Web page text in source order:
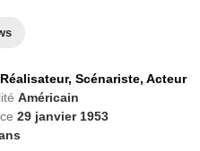
Réalisateur, Scénariste, Acteur
Américain
29 janvier 1953